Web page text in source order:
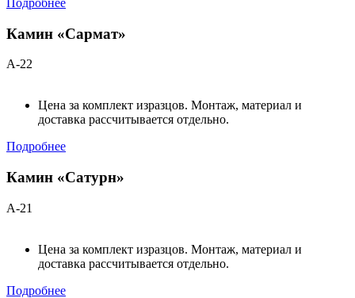
Камин «Сармат»
А-22
Цена за комплект изразцов. Монтаж, материал и
доставка рассчитывается отдельно.
Подробнее
Камин «Сатурн»
А-21
Цена за комплект изразцов. Монтаж, материал и
доставка рассчитывается отдельно.
Подробнее